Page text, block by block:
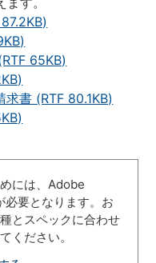
65KB)
書 (RTF 80.1KB)
には、Adobe
要となります。お
とスペックに合わせ
ください。